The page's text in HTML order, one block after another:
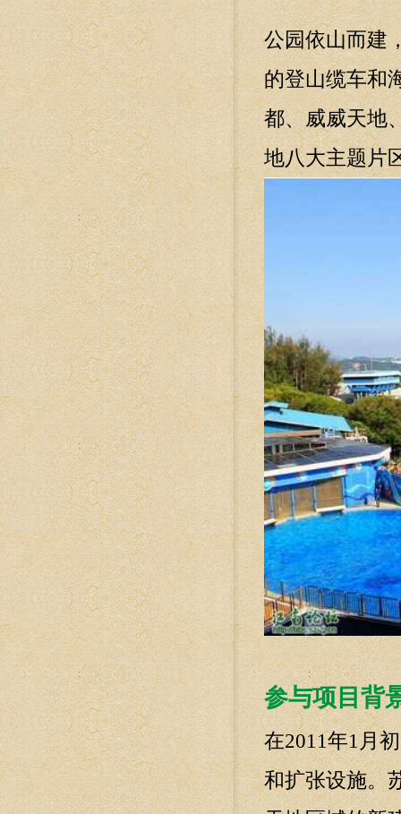
公园依山而建
的登山缆车和
都、威威天地
地八大主题片
参与项目背
在2011年1月
和扩张设施。